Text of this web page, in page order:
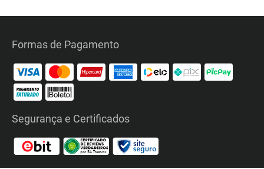
Formas de Pagamento
Segurança e Certificados